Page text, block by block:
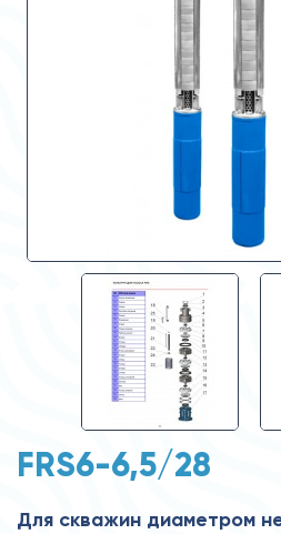
FRS6-6,5/28
Для скважин диаметром